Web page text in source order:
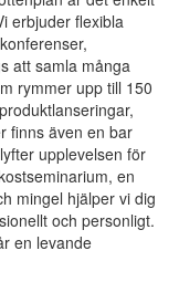
erbjuder flexibla
att samla många
rymmer upp till 150
finns även en bar
upplevelsen för
en
mingel hjälper vi dig
och personligt.
en levande